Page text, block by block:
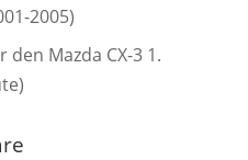
2005)
Mazda CX-3 1.